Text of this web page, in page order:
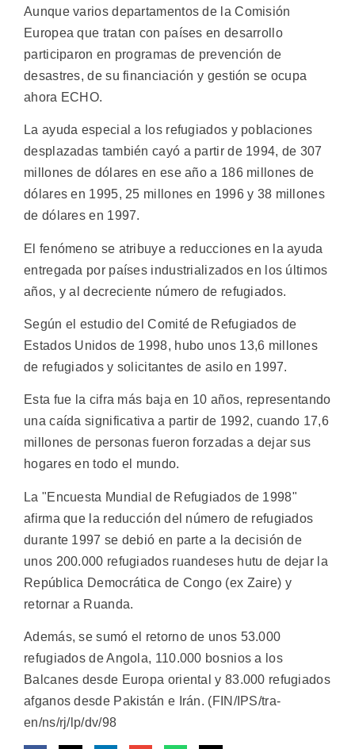
Aunque varios departamentos de la Comisión
Europea que tratan con países en desarrollo
participaron en programas de prevención de
desastres, de su financiación y gestión se ocupa
ahora ECHO.
La ayuda especial a los refugiados y poblaciones
desplazadas también cayó a partir de 1994, de 307
millones de dólares en ese año a 186 millones de
dólares en 1995, 25 millones en 1996 y 38 millones
de dólares en 1997.
El fenómeno se atribuye a reducciones en la ayuda
entregada por países industrializados en los últimos
años, y al decreciente número de refugiados.
Según el estudio del Comité de Refugiados de
Estados Unidos de 1998, hubo unos 13,6 millones
de refugiados y solicitantes de asilo en 1997.
Esta fue la cifra más baja en 10 años, representando
una caída significativa a partir de 1992, cuando 17,6
millones de personas fueron forzadas a dejar sus
hogares en todo el mundo.
La "Encuesta Mundial de Refugiados de 1998"
afirma que la reducción del número de refugiados
durante 1997 se debió en parte a la decisión de
unos 200.000 refugiados ruandeses hutu de dejar la
República Democrática de Congo (ex Zaire) y
retornar a Ruanda.
Además, se sumó el retorno de unos 53.000
refugiados de Angola, 110.000 bosnios a los
Balcanes desde Europa oriental y 83.000 refugiados
afganos desde Pakistán e Irán. (FIN/IPS/tra-
en/ns/rj/lp/dv/98